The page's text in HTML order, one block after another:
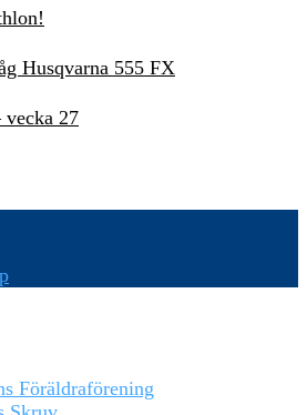
Husqvarna 555 FX
vecka 27
Föräldraförening